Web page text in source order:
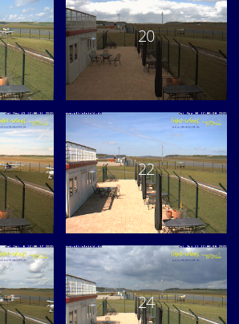
20
22
24